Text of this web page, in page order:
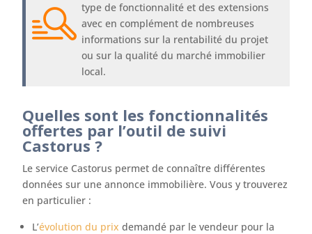
type de fonctionnalité et des extensions
avec en complément de nombreuses
informations sur la rentabilité du projet
ou sur la qualité du marché immobilier
local.
Quelles sont les fonctionnalités
offertes par l’outil de suivi
Castorus ?
Le service Castorus permet de connaître différentes
données sur une annonce immobilière. Vous y trouverez
en particulier :
L’évolution du prix demandé par le vendeur pour la